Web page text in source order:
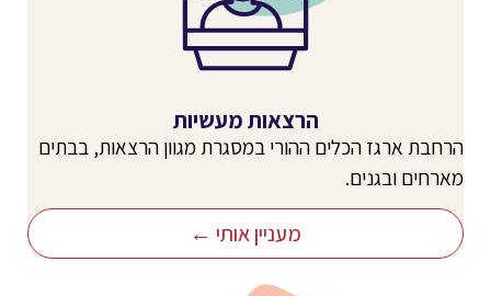
הרצאות מעשיות
הרחבת ארגז הכלים ההורי במסגרת מגוון הרצאות, בבתים
מארחים ובגנים.
מעניין אותי ←